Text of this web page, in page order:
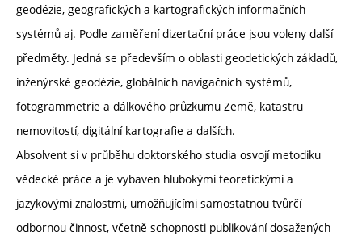
geodézie, geografických a kartografických informačních
systémů aj. Podle zaměření dizertační práce jsou voleny další
předměty. Jedná se především o oblasti geodetických základů,
inženýrské geodézie, globálních navigačních systémů,
fotogrammetrie a dálkového průzkumu Země, katastru
nemovitostí, digitální kartografie a dalších.
Absolvent si v průběhu doktorského studia osvojí metodiku
vědecké práce a je vybaven hlubokými teoretickými a
jazykovými znalostmi, umožňujícími samostatnou tvůrčí
odbornou činnost, včetně schopnosti publikování dosažených